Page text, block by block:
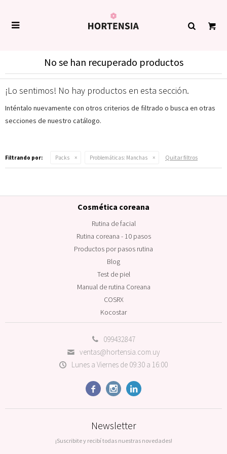

No se han recuperado productos
¡Lo sentimos! No hay productos en esta sección.
Inténtalo nuevamente con otros criterios de filtrado o busca en otras
secciones de nuestro catálogo.
Filtrando por: Packs Problemáticas: Manchas Quitar filtros
099432847
ventas@hortensia.com.uy
Lunes a Viernes de 09:30 a 16:00
  
Cosmética coreana
Rutina de facial
Rutina coreana - 10 pasos
Productos por pasos rutina
Blog
Test de piel
Manual de rutina Coreana
COSRX
Kocostar
Newsletter
¡Suscribite y recibí todas nuestras novedades!